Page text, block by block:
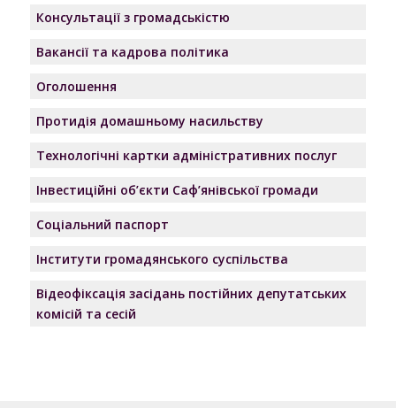
Консультації з громадськістю
Вакансії та кадрова політика
Оголошення
Протидія домашньому насильству
Технологічні картки адміністративних послуг
Інвестиційні об’єкти Саф’янівської громади
Соціальний паспорт
Інститути громадянського суспільства
Відеофіксація засідань постійних депутатських
комісій та сесій